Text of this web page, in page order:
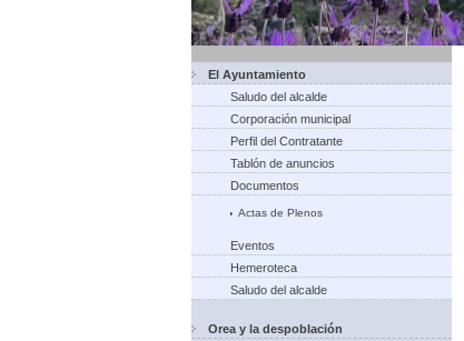
El Ayuntamiento
Saludo del alcalde
Corporación municipal
Perfil del Contratante
Tablón de anuncios
Documentos
Actas de Plenos
Eventos
Hemeroteca
Saludo del alcalde
Orea y la despoblación